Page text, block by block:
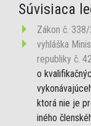
Súvisiaca
Zákon č.
vyhláška
republiky č.
o
ktorá nie je
iného